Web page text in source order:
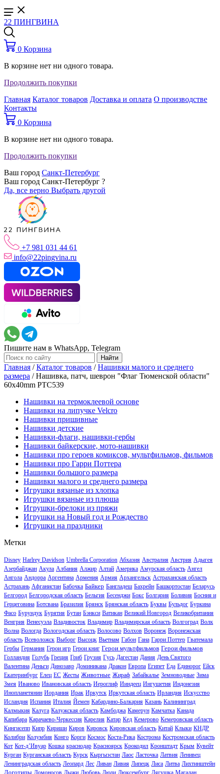
22 ПИНГВИНА
0 Корзина
В корзине нет ни одного товара.
Продолжить покупки
Главная Каталог товаров Доставка и оплата О производстве
Контакты
0 Корзина
В корзине нет ни одного товара.
Продолжить покупки
Ваш город Санкт-Петербург
Ваш город Санкт-Петербург ?
Да, все верно Выбрать другой
+7 981 031 44 61
info@22pingvina.ru
Пишите нам в WhatsApp, Telegram
Главная /Каталог товаров /Нашивки малого и среднего
размера /Нашивка, патч, шеврон "Флаг Тюменской области"
60x40mm PTC539
Нашивки на термоклеевой основе
Нашивки на липучке Velcro
Нашивки пришивные
Нашивки детские
Нашивки-флаги, нашивки-гербы
Нашивки байкерские, мото-нашивки
Нашивки про героев комиксов, мультфильмов, фильмов
Нашивки про Гарри Поттера
Нашивки большого размера
Нашивки малого и среднего размера
Игрушки вязаные из хлопка
Игрушки вязаные из плюша
Игрушки-брелоки из пряжи
Игрушки на Новый год и Рождество
Игрушки на праздники
Метки
Disney Harlrey Davidson Umbrella Corporation Абхазия Австралия Австрия Адыгея
Азербайджан Акула Албания Алжир Алтай Америка Амурская область Ангел
Ангола Андорра Аргентина Армения Армия Архангельск Астраханская область
Астрахань Афганистан Бабочка Байкер Бангладеш Бахрейн Башкортостан Беларусь
Белгород Белгородская область Бельгия Бесенджи Бокс Болгария Боливия Босния и
Герцеговина Ботсвана Бразилия Брянск Брянская область Буквы Бульдог Буркина
Фасо Бурундук Бурятия Бутан Бэнкси Ватикан Великий Новгород Великобритания
Венгрия Венесуэла Владивосток Владимир Владимирская область Волгоград Волк
Волна Вологда Вологодская область Волосово Волхов Воронеж Воронежская
область Всеволожск Выборг Высоцк Вьетнам Габон Гана Гарри Поттер Гватемала
Гербы Германия Герои игр Герои книг Герои мультфильмов Герои фильмов
Голландия Голубь Греция Гриб Грузия Гусь Дагестан Дания День Святого
Валентина Деньги Динозавр Доминикана Дракон Европа Египет Еда Единорог Ейск
Екатеринбург Елец ЕС Жесты Животные Жираф Забайкалье Земноводные Зима
Змея Иваново Ивановская область Иероглиф Ииндеец Ингушетия Индонезия
Инопланетянин Иордания Ирак Иркутск Иркутская область Ирландия Искусство
Исландия Испания Италия Йемен Кабардино-Балкария Казань Калининград
Калмыкия Калуга Калужская область Камбоджа Камерун Камчатка Канада
Капибара Карачаево-Черкессия Карелия Катар Кед Кемерово Кемеровская область
Кингисепп Кипр Кириши Киров Кировск Кировская область Китай Клыки КНДР
Колибри Колумбия Конго Корги Космос Коста-Рика Кострома Костромская область
Кот Кот-д’Ивуар Кошка краснодар Красноярск Крокодил Кронштадт Крым Кувейт
Курган Курганская область Курск Кыргызстан Лаос Ласточка Латвия Ленивец
Ленинградская область Леопард Лес Ливан Ливия Липецк Лиса Литва Лихтинштейн
Логотипы Ломоносов Лыжи Любовь Люди Люксембург Лягушка Магадан